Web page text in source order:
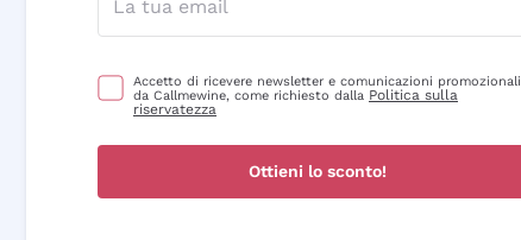
Accetto di ricevere newsletter e comunicazioni promozionali
da Callmewine, come richiesto dalla Politica sulla
riservatezza
Ottieni lo sconto!